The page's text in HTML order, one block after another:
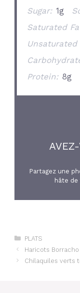
Sugar: 1g
Saturated
Unsaturated
Protein: 8g
Partagez une
hâte de
Catégories
PLATS
Haricots
Chilaquiles verts